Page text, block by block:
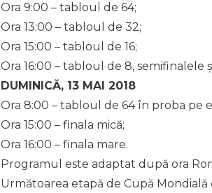
Ora 9:00 – tabloul de 64;
Ora 13:00 – tabloul de 32;
Ora 15:00 – tabloul de 16;
Ora 16:00 – tabloul de 8, semifinalele
DUMINICĂ, 13 MAI 2018
Ora 8:00 – tabloul de 64 în proba pe
Ora 15:00 – finala mică;
Ora 16:00 – finala mare.
Programul este adaptat după ora
Următoarea etapă de Cupă Mondială